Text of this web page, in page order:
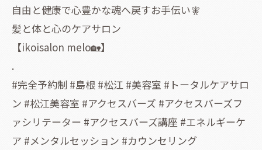
自由と健康で心豊かな魂へ戻すお手伝い🧚
髪と体と心のケアサロン
【ikoisalon melo🏡】
.
#完全予約制 #島根 #松江 #美容室 #トータルケアサロ
ン #松江美容室 #アクセスバーズ #アクセスバーズフ
ァシリテーター #アクセスバーズ講座 #エネルギーケ
ア #メンタルセッション #カウンセリング